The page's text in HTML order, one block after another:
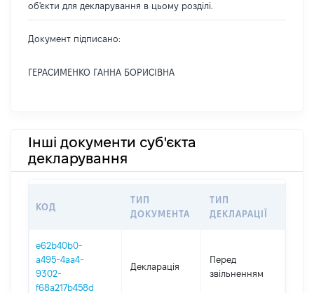
об'єкти для декларування в цьому розділі.
Документ підписано:
ГЕРАСИМЕНКО ГАННА БОРИСІВНА
Інші документи суб'єкта
декларування
КОД
ТИП
ДОКУМЕНТА
ТИП
ДЕКЛАРАЦІЇ
e62b40b0-
a495-4aa4-
9302-
f68a217b458d
Декларація
Перед
звільненням